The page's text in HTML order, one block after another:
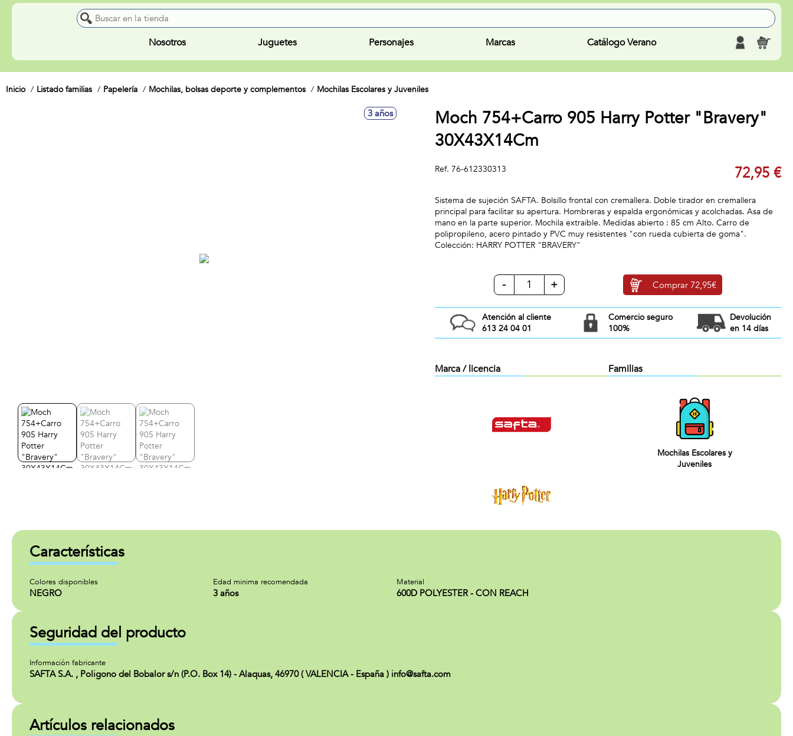
Nosotros Juguetes Personajes Marcas Catálogo Verano
Inicio Listado familias Papelería Mochilas, bolsas deporte y complementos Mochilas Escolares y Juveniles
3 años
Moch 754+Carro 905 Harry Potter "Bravery"
30X43X14Cm
Ref. 76-612330313 72,95 €
Sistema de sujeción SAFTA. Bolsillo frontal con cremallera. Doble tirador en cremallera
principal para facilitar su apertura. Hombreras y espalda ergonómicas y acolchadas. Asa de
mano en la parte superior. Mochila extraible. Medidas abierto : 85 cm Alto. Carro de
polipropileno, acero pintado y PVC muy resistentes "con rueda cubierta de goma".
Colección: HARRY POTTER "BRAVERY"
- + Comprar72,95€
Atención al cliente
613 24 04 01
Comercio seguro
100%
Devolución
en 14 días
Marca / licencia Familias
Mochilas Escolares y
Juveniles
Características
Colores disponibles
NEGRO
Edad minima recomendada
3 años
Material
600D POLYESTER - CON REACH
Seguridad del producto
Información fabricante
SAFTA S.A. , Poligono del Bobalor s/n (P.O. Box 14) - Alaquas, 46970 ( VALENCIA - España ) info@safta.com
Artículos relacionados